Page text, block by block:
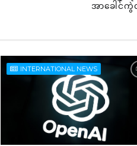
အာခေါင်ကွဲ
INTERNATIONAL NEWS